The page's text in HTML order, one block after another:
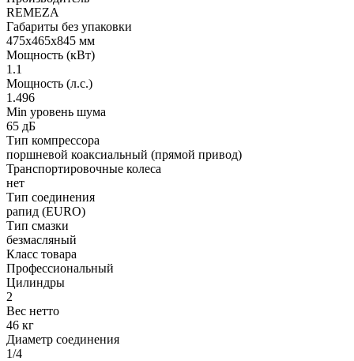
REMEZA
Габариты без упаковки
475х465х845 мм
Мощность (кВт)
1.1
Мощность (л.с.)
1.496
Min уровень шума
65 дБ
Тип компрессора
поршневой коаксиальный (прямой привод)
Транспортировочные колеса
нет
Тип соединения
рапид (EURO)
Тип смазки
безмасляный
Класс товара
Профессиональный
Цилиндры
2
Вес нетто
46 кг
Диаметр соединения
1/4